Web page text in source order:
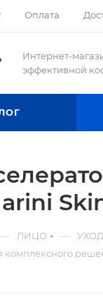
Оплата
Интернет-
эффективной
— ЛИЦО — УХОД
комплексного